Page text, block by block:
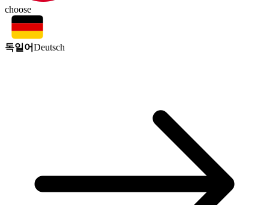
choose
독일어Deutsch